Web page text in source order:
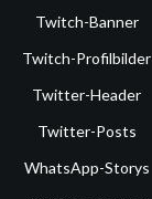
Twitch-Banner
Twitch-Profilbilder
Twitter-Header
Twitter-Posts
WhatsApp-Storys